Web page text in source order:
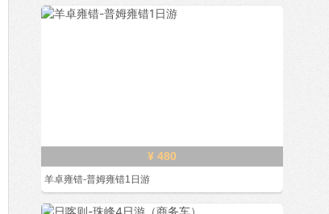
¥ 480
羊卓雍错-普姆雍错1日游